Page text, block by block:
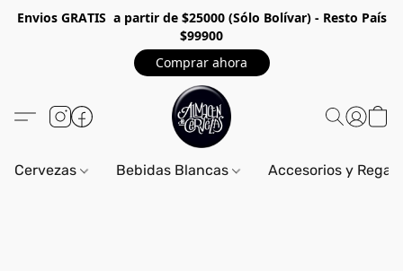
Envios GRATIS a partir de $25000 (Sólo Bolívar) - Resto País
$99900
Comprar ahora
Cervezas Bebidas Blancas Accesorios y